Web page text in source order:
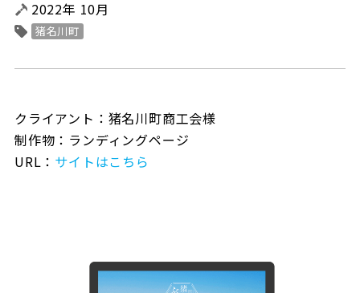
2022年 10月
猪名川町
クライアント：猪名川町商工会様
制作物：ランディングページ
URL： サイトはこちら